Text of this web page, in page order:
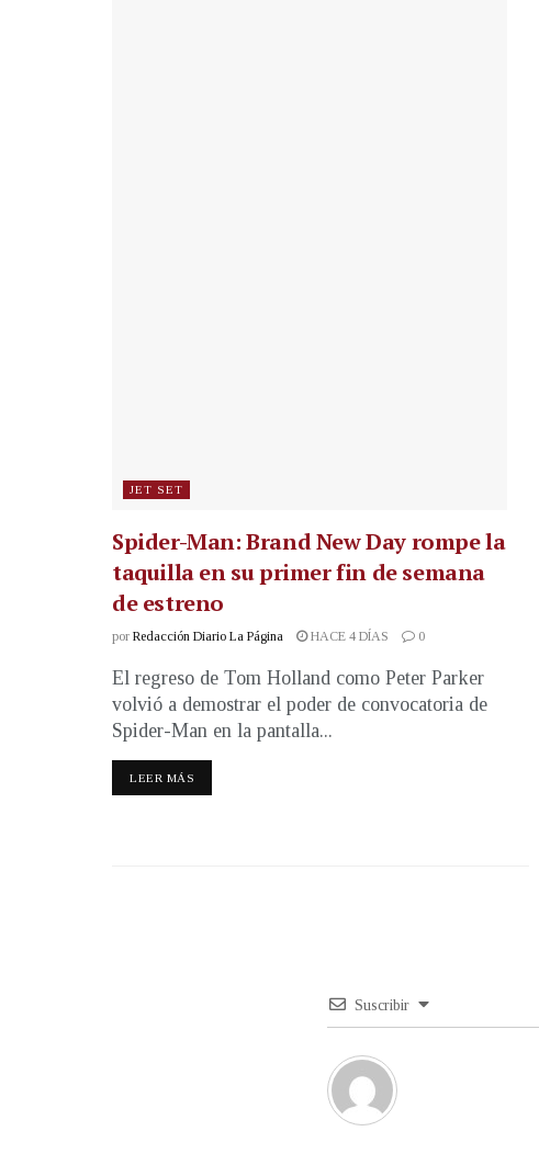
JET SET
Spider-Man: Brand New Day rompe la
taquilla en su primer fin de semana
de estreno
por Redacción Diario La Página HACE 4 DÍAS 0
El regreso de Tom Holland como Peter Parker
volvió a demostrar el poder de convocatoria de
Spider-Man en la pantalla...
LEER MÁS
Suscribir